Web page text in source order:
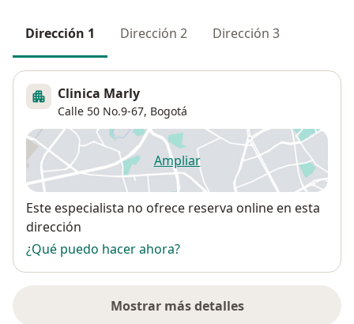
Dirección 1 Dirección 2 Dirección 3
Clinica Marly
Calle 50 No.9-67, Bogotá
Ampliarse abre en una nueva
Disponibilidad
Este especialista no ofrece reserva online en esta
dirección
¿Qué puedo hacer ahora?
Mostrar más detalles
sobre la dirección